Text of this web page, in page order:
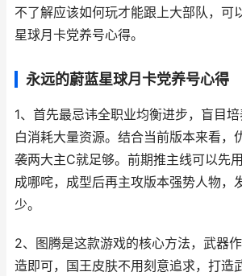
不了解应该如何玩才能跟上大部队，可
星球月卡党养号心得。
永远的蔚蓝星球月卡党养号心得
1、首先最忌讳全职业均衡进步，盲目
白消耗大量资源。结合当前版本来看，
袭两大主C就足够。前期推主线可以先
成哪咤，成型后再主攻版本强势人物，
少。
2、图腾是这款游戏的核心方法，武器
造即可，国王皮肤不用刻意追求，打造